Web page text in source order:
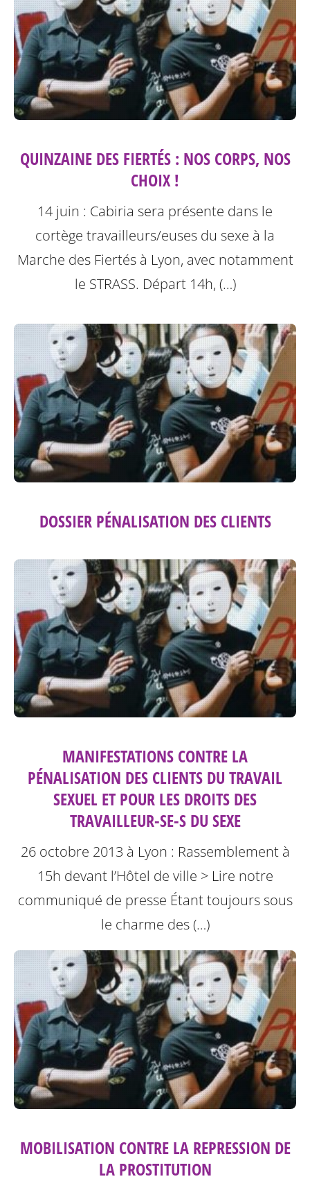
QUINZAINE DES FIERTÉS : NOS CORPS, NOS
CHOIX !
14 juin : Cabiria sera présente dans le
cortège travailleurs/euses du sexe à la
Marche des Fiertés à Lyon, avec notamment
le STRASS. Départ 14h, (…)
DOSSIER PÉNALISATION DES CLIENTS
MANIFESTATIONS CONTRE LA
PÉNALISATION DES CLIENTS DU TRAVAIL
SEXUEL ET POUR LES DROITS DES
TRAVAILLEUR-SE-S DU SEXE
26 octobre 2013 à Lyon : Rassemblement à
15h devant l’Hôtel de ville > Lire notre
communiqué de presse Étant toujours sous
le charme des (…)
MOBILISATION CONTRE LA REPRESSION DE
LA PROSTITUTION